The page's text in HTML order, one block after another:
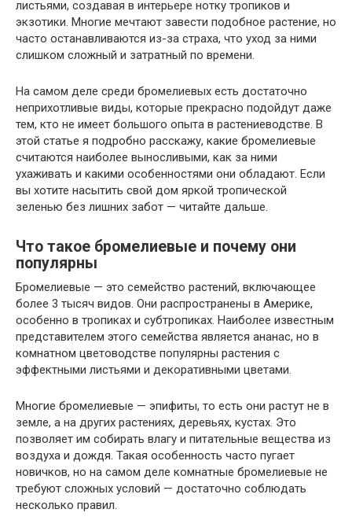
листьями, создавая в интерьере нотку тропиков и
экзотики. Многие мечтают завести подобное растение, но
часто останавливаются из-за страха, что уход за ними
слишком сложный и затратный по времени.
На самом деле среди бромелиевых есть достаточно
неприхотливые виды, которые прекрасно подойдут даже
тем, кто не имеет большого опыта в растениеводстве. В
этой статье я подробно расскажу, какие бромелиевые
считаются наиболее выносливыми, как за ними
ухаживать и какими особенностями они обладают. Если
вы хотите насытить свой дом яркой тропической
зеленью без лишних забот — читайте дальше.
Что такое бромелиевые и почему они
популярны
Бромелиевые — это семейство растений, включающее
более 3 тысяч видов. Они распространены в Америке,
особенно в тропиках и субтропиках. Наиболее известным
представителем этого семейства является ананас, но в
комнатном цветоводстве популярны растения с
эффектными листьями и декоративными цветами.
Многие бромелиевые — эпифиты, то есть они растут не в
земле, а на других растениях, деревьях, кустах. Это
позволяет им собирать влагу и питательные вещества из
воздуха и дождя. Такая особенность часто пугает
новичков, но на самом деле комнатные бромелиевые не
требуют сложных условий — достаточно соблюдать
несколько правил.